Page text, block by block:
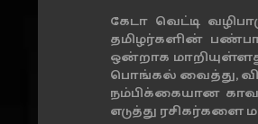
கேடா வெட்டி
தமிழர்களின்
ஒன்றாக
பொங்கல் வைத்து,
நம்பிக்கையான
எடுத்து ரசிகர்களை